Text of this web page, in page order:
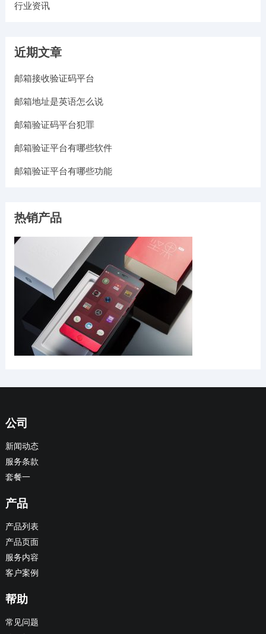
行业资讯
近期文章
邮箱接收验证码平台
邮箱地址是英语怎么说
邮箱验证码平台犯罪
邮箱验证平台有哪些软件
邮箱验证平台有哪些功能
热销产品
公司
新闻动态
服务条款
套餐一
产品
产品列表
产品页面
服务内容
客户案例
帮助
常见问题